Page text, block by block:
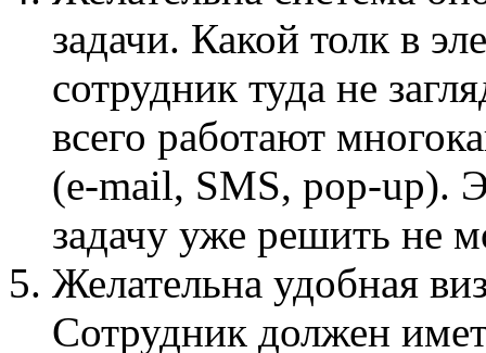
задачи. Какой толк в
сотрудник туда не
всего работают
(e-mail, SMS, pop-up).
задачу уже решить не
Желательна удобная
Сотрудник должен